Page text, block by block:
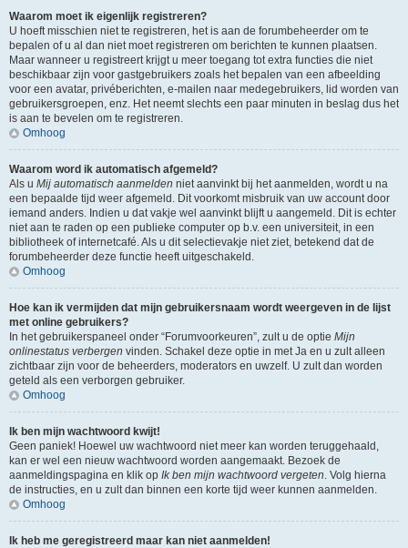
Waarom moet ik eigenlijk registreren?
U hoeft misschien niet te registreren, het is aan de forumbeheerder om te
bepalen of u al dan niet moet registreren om berichten te kunnen plaatsen.
Maar wanneer u registreert krijgt u meer toegang tot extra functies die niet
beschikbaar zijn voor gastgebruikers zoals het bepalen van een afbeelding
voor een avatar, privéberichten, e-mailen naar medegebruikers, lid worden van
gebruikersgroepen, enz. Het neemt slechts een paar minuten in beslag dus het
is aan te bevelen om te registreren.
Omhoog
Waarom word ik automatisch afgemeld?
Als u Mij automatisch aanmelden niet aanvinkt bij het aanmelden, wordt u na
een bepaalde tijd weer afgemeld. Dit voorkomt misbruik van uw account door
iemand anders. Indien u dat vakje wel aanvinkt blijft u aangemeld. Dit is echter
niet aan te raden op een publieke computer op b.v. een universiteit, in een
bibliotheek of internetcafé. Als u dit selectievakje niet ziet, betekend dat de
forumbeheerder deze functie heeft uitgeschakeld.
Omhoog
Hoe kan ik vermijden dat mijn gebruikersnaam wordt weergeven in de lijst
met online gebruikers?
In het gebruikerspaneel onder “Forumvoorkeuren”, zult u de optie Mijn
onlinestatus verbergen vinden. Schakel deze optie in metJa en u zult alleen
zichtbaar zijn voor de beheerders, moderators en uwzelf. U zult dan worden
geteld als een verborgen gebruiker.
Omhoog
Ik ben mijn wachtwoord kwijt!
Geen paniek! Hoewel uw wachtwoord niet meer kan worden teruggehaald,
kan er wel een nieuw wachtwoord worden aangemaakt. Bezoek de
aanmeldingspagina en klik op Ik ben mijn wachtwoord vergeten. Volg hierna
de instructies, en u zult dan binnen een korte tijd weer kunnen aanmelden.
Omhoog
Ik heb me geregistreerd maar kan niet aanmelden!